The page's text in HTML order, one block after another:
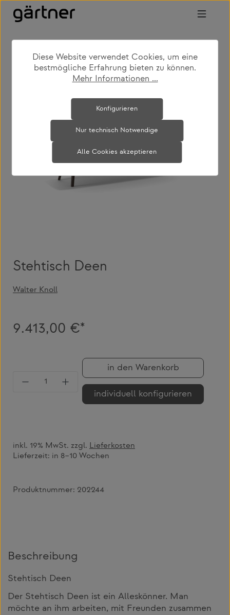
Zum Hauptinhalt springen
shop produkte wohnen stehtische
Bildergalerie überspringen
Stehtisch Deen
Walter Knoll
9.413,00 €*
Produkt Anzahl: Gib den gewünschten
in den Warenkorb
individuell konfigurieren
inkl. 19% MwSt. zzgl. Lieferkosten
Lieferzeit: in 8–10 Wochen
Produktnummer: 202244
Beschreibung
Stehtisch Deen
Der Stehtisch Deen ist ein Alleskönner. Man
möchte an ihm arbeiten, mit Freunden zusammen
Diese Website verwendet Cookies, um eine
bestmögliche Erfahrung bieten zu können.
Mehr Informationen ...
Nur technisch Notwendige
Konfigurieren
Alle Cookies akzeptieren